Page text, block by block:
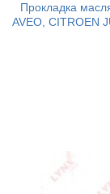
Прокладка
AVEO, CITROEN